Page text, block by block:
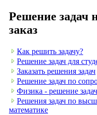
Решение задач
заказ
Как решить задачу?
Решение задач для
Заказать решения задач
Решение задач по
Физика - решение задач
Решения задач по
математике